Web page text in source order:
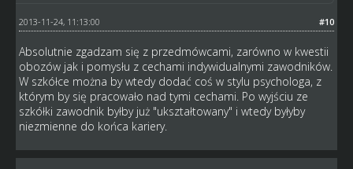
#10
2013-11-24, 11:13:00
Absolutnie zgadzam się z przedmówcami, zarówno w kwestii
obozów jak i pomysłu z cechami indywidualnymi zawodników.
W szkółce można by wtedy dodać coś w stylu psychologa, z
którym by się pracowało nad tymi cechami. Po wyjściu ze
szkółki zawodnik byłby już "ukształtowany" i wtedy byłyby
niezmienne do końca kariery.